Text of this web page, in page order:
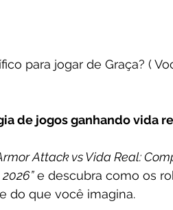
para jogar de Graça? (
de jogos ganhando vida
Attack vs Vida Real:
e descubra como os
do que você imagina.